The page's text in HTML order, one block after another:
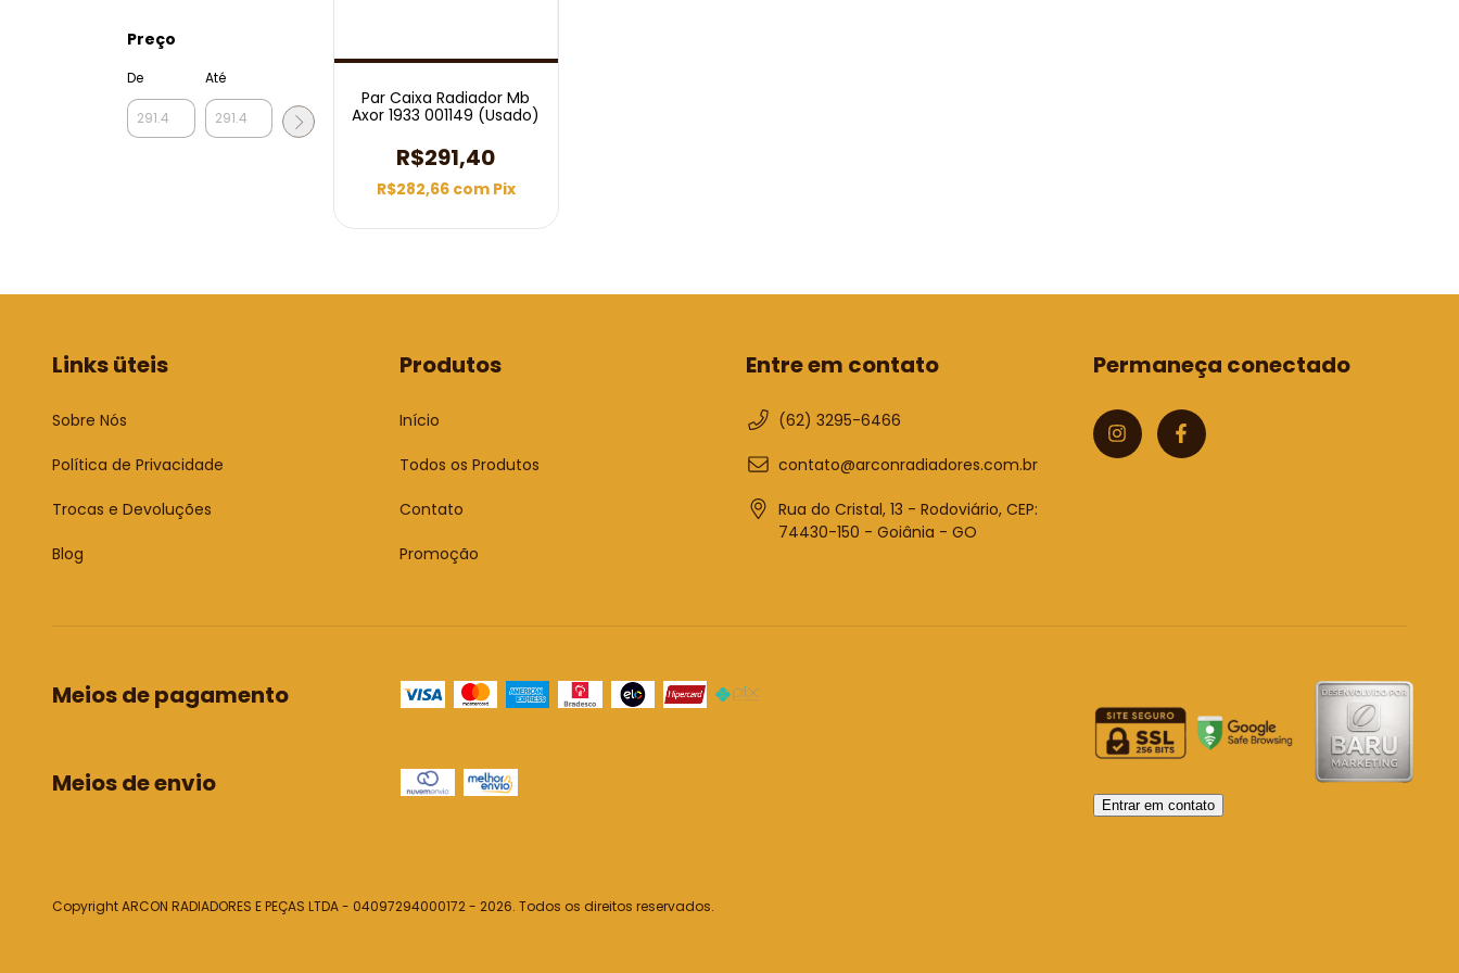
Preço
De Até
Par Caixa Radiador Mb
Axor 1933 001149 (Usado)
R$291,40
R$282,66 com Pix
Links üteis
Sobre Nós
Política de Privacidade
Trocas e Devoluções
Blog
Produtos
Início
Todos os Produtos
Contato
Promoção
Entre em contato
(62) 3295-6466
contato@arconradiadores.com.br
Rua do Cristal, 13 - Rodoviário, CEP:
74430-150 - Goiânia - GO
Permaneça conectado
Meios de pagamento
Meios de envio
Entrar em contato
Copyright ARCON RADIADORES E PEÇAS LTDA - 04097294000172 - 2026. Todos os direitos reservados.